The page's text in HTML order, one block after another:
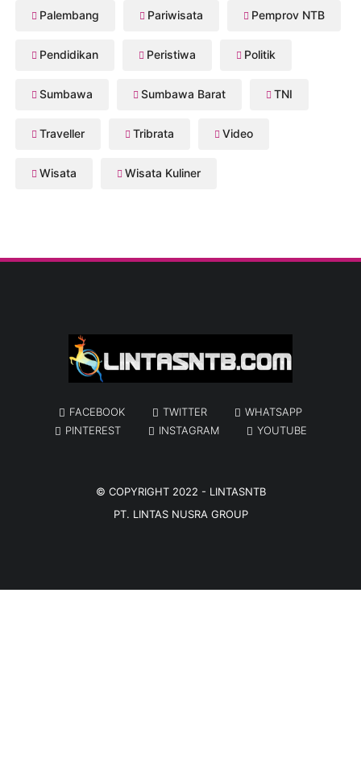
Palembang Pariwisata Pemprov NTB
Pendidikan Peristiwa Politik
Sumbawa Sumbawa Barat TNI
Traveller Tribrata Video
Wisata Wisata Kuliner
FACEBOOK TWITTER
WHATSAPP
PINTEREST
INSTAGRAM YOUTUBE
© COPYRIGHT 2022 - LINTASNTB
PT. LINTAS NUSRA GROUP